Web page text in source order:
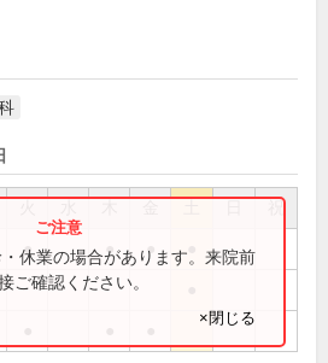
祝
● ● ●
休業の場合があります。来院前
ご確認ください。
×閉じる